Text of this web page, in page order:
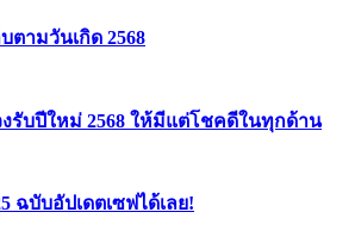
ตามวันเกิด 2568
รับปีใหม่ 2568 ให้มีแต่โชคดีในทุกด้าน
ฉบับอัปเดตเซฟได้เลย!